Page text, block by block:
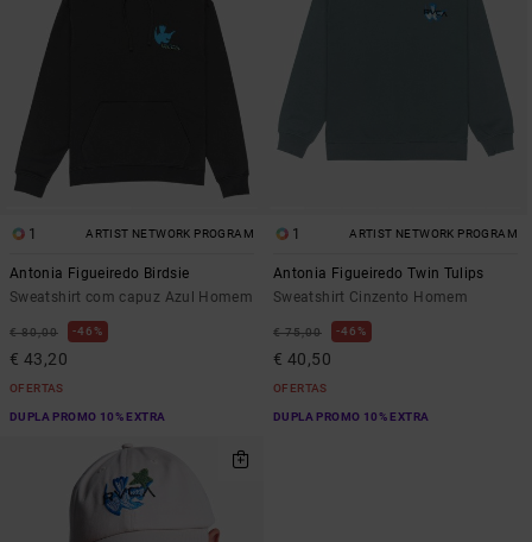
1 ARTIST NETWORK PROGRAM
Antonia Figueiredo Birdsie
Sweatshirt com capuz Azul Homem
€ 80,00 46%
€ 43,20
OFERTAS
DUPLA PROMO 10% EXTRA
1 ARTIST NETWORK PROGRAM
Antonia Figueiredo Twin Tulips
Sweatshirt Cinzento Homem
€ 75,00 46%
€ 40,50
OFERTAS
DUPLA PROMO 10% EXTRA